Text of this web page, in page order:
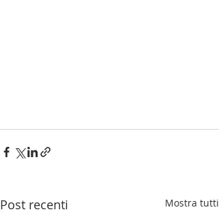
Post recenti Mostra tutti